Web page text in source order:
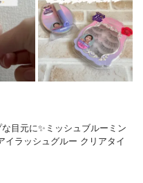
目元に✨⁡⁡ミッシュブルーミン
ラッシュグルー クリアタイ